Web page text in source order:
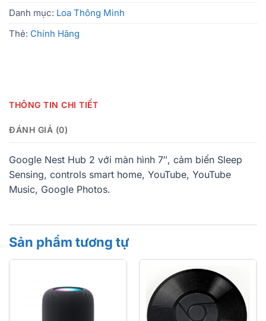
Danh mục: Loa Thông Minh
Thẻ: Chính Hãng
THÔNG TIN CHI TIẾT
ĐÁNH GIÁ (0)
Google Nest Hub 2 với màn hình 7″, cảm biến Sleep
Sensing, controls smart home, YouTube, YouTube
Music, Google Photos.
Sản phẩm tương tự